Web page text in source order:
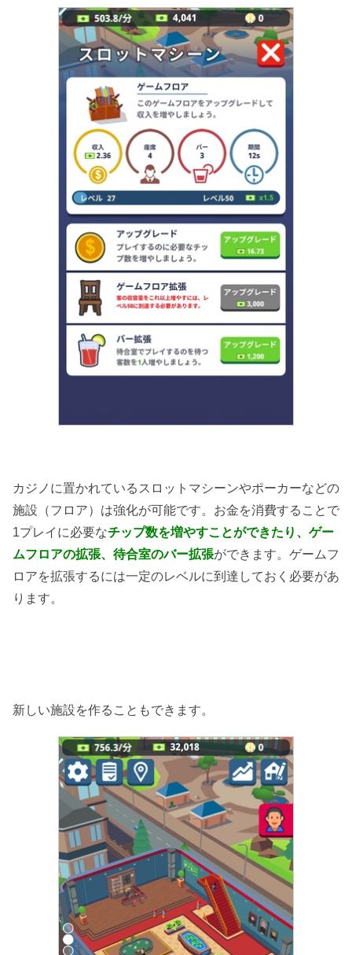
カジノに置かれているスロットマシーンやポーカーなどの
施設（フロア）は強化が可能です。お金を消費することで
1プレイに必要なチップ数を増やすことができたり、ゲー
ムフロアの拡張、待合室のバー拡張ができます。ゲームフ
ロアを拡張するには一定のレベルに到達しておく必要があ
ります。
新しい施設を作ることもできます。